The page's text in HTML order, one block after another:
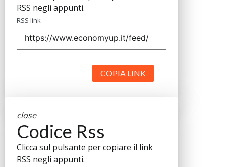
RSS negli appunti.
RSS link
COPIA LINK
close
Codice Rss
Clicca sul pulsante per copiare il link
RSS negli appunti.